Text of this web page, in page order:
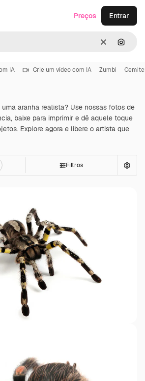
Limpar
Preços Entrar
IA Crie um vídeo com IA Zumbi
uma aranha realista? Use nossas fotos de
baixe para imprimir e dê aquele toque
Explore agora e libere o artista que
Filtros